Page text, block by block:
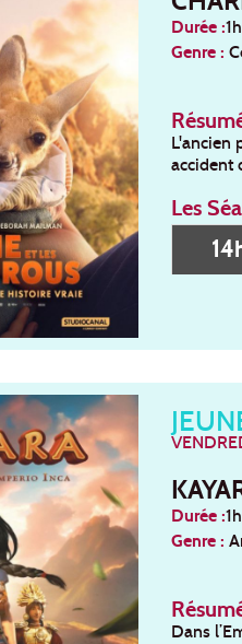
Durée :
Genre :
L'ancien
accident
Les
Durée :
Genre :
Dans